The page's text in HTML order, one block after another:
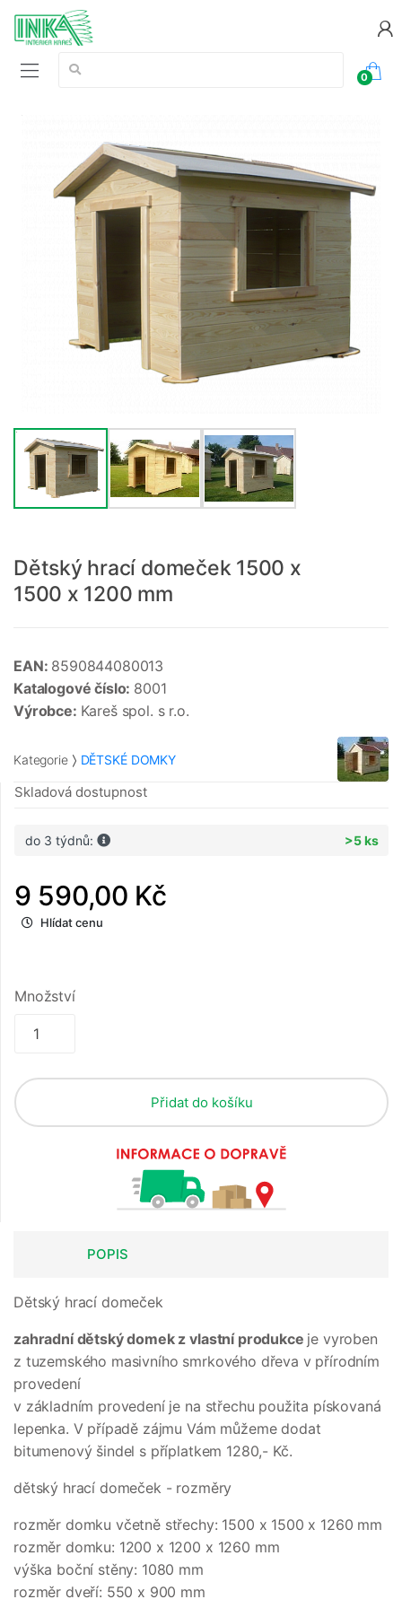
Vyhledávání:
0
Dětský hrací domeček 1500 x
1500 x 1200 mm
EAN: 8590844080013
Katalogové číslo: 8001
Výrobce: Kareš spol. s r.o.
Kategorie DĚTSKÉ DOMKY
Skladová dostupnost
do 3 týdnů: >5 ks
9 590,00 Kč
Hlídat cenu
Množství
Přidat do košíku
POPIS
Dětský hrací domeček
zahradní dětský domek z vlastní produkce je vyroben
z tuzemského masivního smrkového dřeva v přírodním
provedení
v základním provedení je na střechu použita pískovaná
lepenka. V případě zájmu Vám můžeme dodat
bitumenový šindel s příplatkem 1280,- Kč.
dětský hrací domeček - rozměry
rozměr domku včetně střechy: 1500 x 1500 x 1260 mm
rozměr domku: 1200 x 1200 x 1260 mm
výška boční stěny: 1080 mm
rozměr dveří: 550 x 900 mm